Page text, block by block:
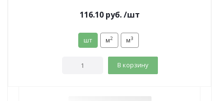
116.10 руб./шт
шт м2 м3
В корзину